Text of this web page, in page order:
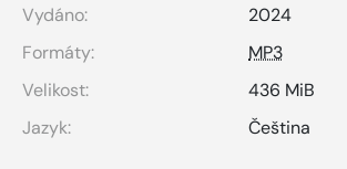
Vydáno:
2024
Formáty:
MP3
Velikost:
436 MiB
Jazyk:
Čeština